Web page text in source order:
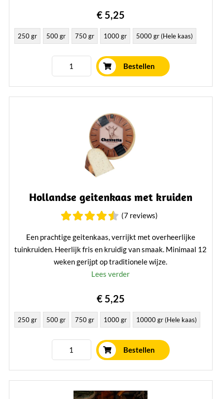
€ 5,25
250 gr 500 gr 750 gr 1000 gr 5000 gr (Hele kaas)
Bestellen
Hollandse geitenkaas met kruiden
(7 reviews)
Een prachtige geitenkaas, verrijkt met overheerlijke
tuinkruiden. Heerlijk fris en kruidig van smaak. Minimaal 12
weken gerijpt op traditionele wijze.
Lees verder
€ 5,25
250 gr 500 gr 750 gr 1000 gr 10000 gr (Hele kaas)
Bestellen